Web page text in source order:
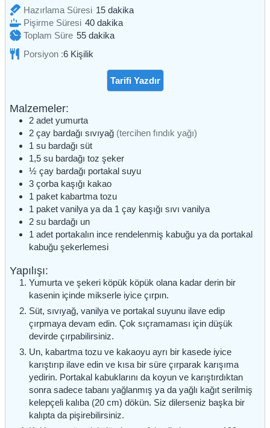
Hazırlama Süresi 15dakika
dakika
Pişirme Süresi 40dakika
dakika
Toplam Süre 55dakika
dakika
Porsiyon :6 Kişilik
Tarifi Yazdır
Malzemeler:
2 adet yumurta
2 çay bardağı sıvıyağ (tercihen fındık yağı)
1 su bardağı süt
1,5 su bardağı toz şeker
½ çay bardağı portakal suyu
3 çorba kaşığı kakao
1 paket kabartma tozu
1 paket vanilya ya da 1 çay kaşığı sıvı vanilya
2 su bardağı un
1 adet portakalın ince rendelenmiş kabuğu ya da portakal
kabuğu şekerlemesi
Yapılışı:
Yumurta ve şekeri köpük köpük olana kadar derin bir
kasenin içinde mikserle iyice çırpın.
Süt, sıvıyağ, vanilya ve portakal suyunu ilave edip
çırpmaya devam edin. Çok sıçramaması için düşük
devirde çırpabilirsiniz.
Un, kabartma tozu ve kakaoyu ayrı bir kasede iyice
karıştırıp ilave edin ve kısa bir süre çırparak karışıma
yedirin. Portakal kabuklarını da koyun ve karıştırdıktan
sonra sadece tabanı yağlanmış ya da yağlı kağıt serilmiş
kelepçeli kalıba (20 cm) dökün. Siz dilerseniz başka bir
kalıpta da pişirebilirsiniz.